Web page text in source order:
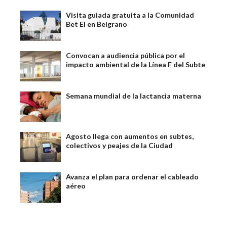
Visita guiada gratuita a la Comunidad
Bet El en Belgrano
Convocan a audiencia pública por el
impacto ambiental de la Línea F del Subte
Semana mundial de la lactancia materna
Agosto llega con aumentos en subtes,
colectivos y peajes de la Ciudad
Avanza el plan para ordenar el cableado
aéreo